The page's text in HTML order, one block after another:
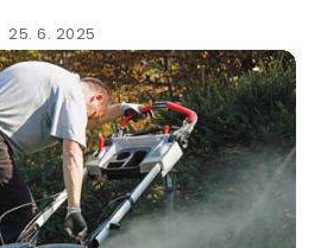
25. 6. 2025